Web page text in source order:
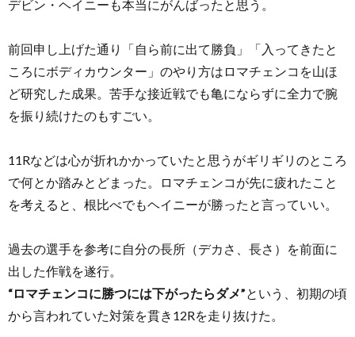
デビン・ヘイニーも本当にがんばったと思う。
前回申し上げた通り「自ら前に出て勝負」「入ってきたと
ころにボディカウンター」のやり方はロマチェンコを山ほ
ど研究した成果。苦手な接近戦でも亀にならずに全力で腕
を振り続けたのもすごい。
11Rなどは心が折れかかっていたと思うがギリギリのところ
で何とか踏みとどまった。ロマチェンコが先に疲れたこと
を考えると、根比べでもヘイニーが勝ったと言っていい。
過去の選手を参考に自分の長所（デカさ、長さ）を前面に
出した作戦を遂行。
“ロマチェンコに勝つには下がったらダメ” という、初期の頃
から言われていた対策を貫き12Rを走り抜けた。